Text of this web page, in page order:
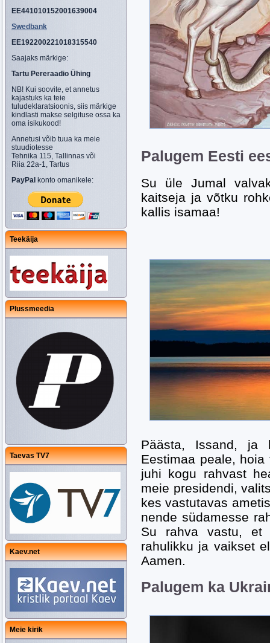
EE441010152001639004
Swedbank
EE192200221018315540
Saajaks märkige:
Tartu Pereraadio Ühing
NB! Kui soovite, et annetus
kajastuks ka teie
tuludeklaratsioonis, siis märkige
kindlasti makse selgituse ossa ka
oma isikukood!
Annetusi võib tuua ka meie
stuudiotesse
Tehnika 115, Tallinnas või
Riia 22a-1, Tartus
PayPal konto omanikele:
Teekäija
Plussmeedia
Taevas TV7
Kaev.net
Meie kirik
Palugem Eesti
Su üle Jumal
kaitseja ja võtku
kallis isamaa!
Päästa, Issand, ja
Eestimaa peale,
juhi kogu rahvast
meie presidendi,
kes vastutavas
nende südamesse
Su rahva vastu, et
rahulikku ja vaikset
Aamen.
Palugem ka